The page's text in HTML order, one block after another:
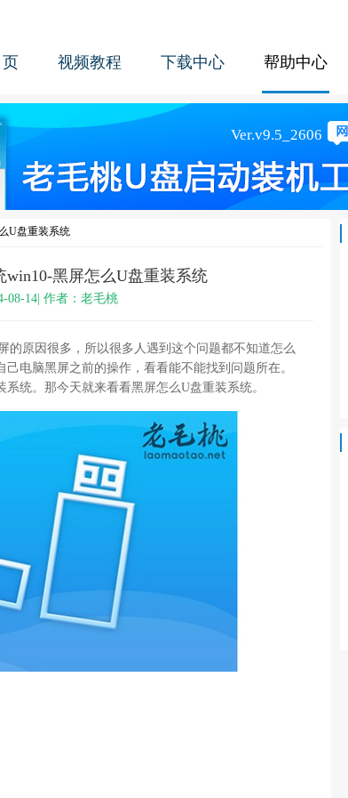
视频教程 下载中心 帮助中心
U盘重装系统
黑屏怎么U盘重装系统
08-14| 作者：老毛桃
的原因很多，所以很多人遇到这个问题都不知道怎么
电脑黑屏之前的操作，看看能不能找到问题所在。
系统。那今天就来看看黑屏怎么U盘重装系统。